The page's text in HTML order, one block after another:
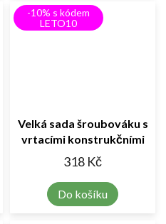
-10% s kódem
LETO10
Velká sada šroubováku s
vrtacími konstrukčními
bloky 261 ks
318 Kč
Do košíku